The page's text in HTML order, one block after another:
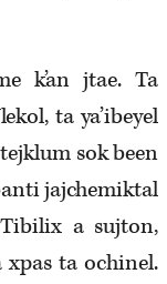
k’an jtae. Ta
ta ya’ibeyel
sok been
jajchemiktal
a sujton,
xpas ta ochinel.